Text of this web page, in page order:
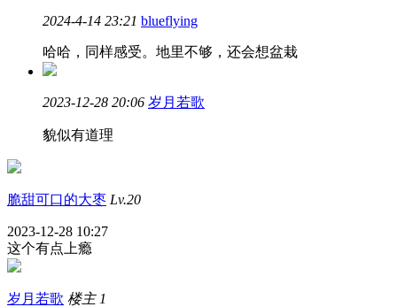
2024-4-14 23:21 blueflying
哈哈，同样感受。地里不够，还会想盆栽
2023-12-28 20:06 岁月若歌
貌似有道理
脆甜可口的大枣 Lv.20
2023-12-28 10:27
这个有点上瘾
岁月若歌 楼主 1